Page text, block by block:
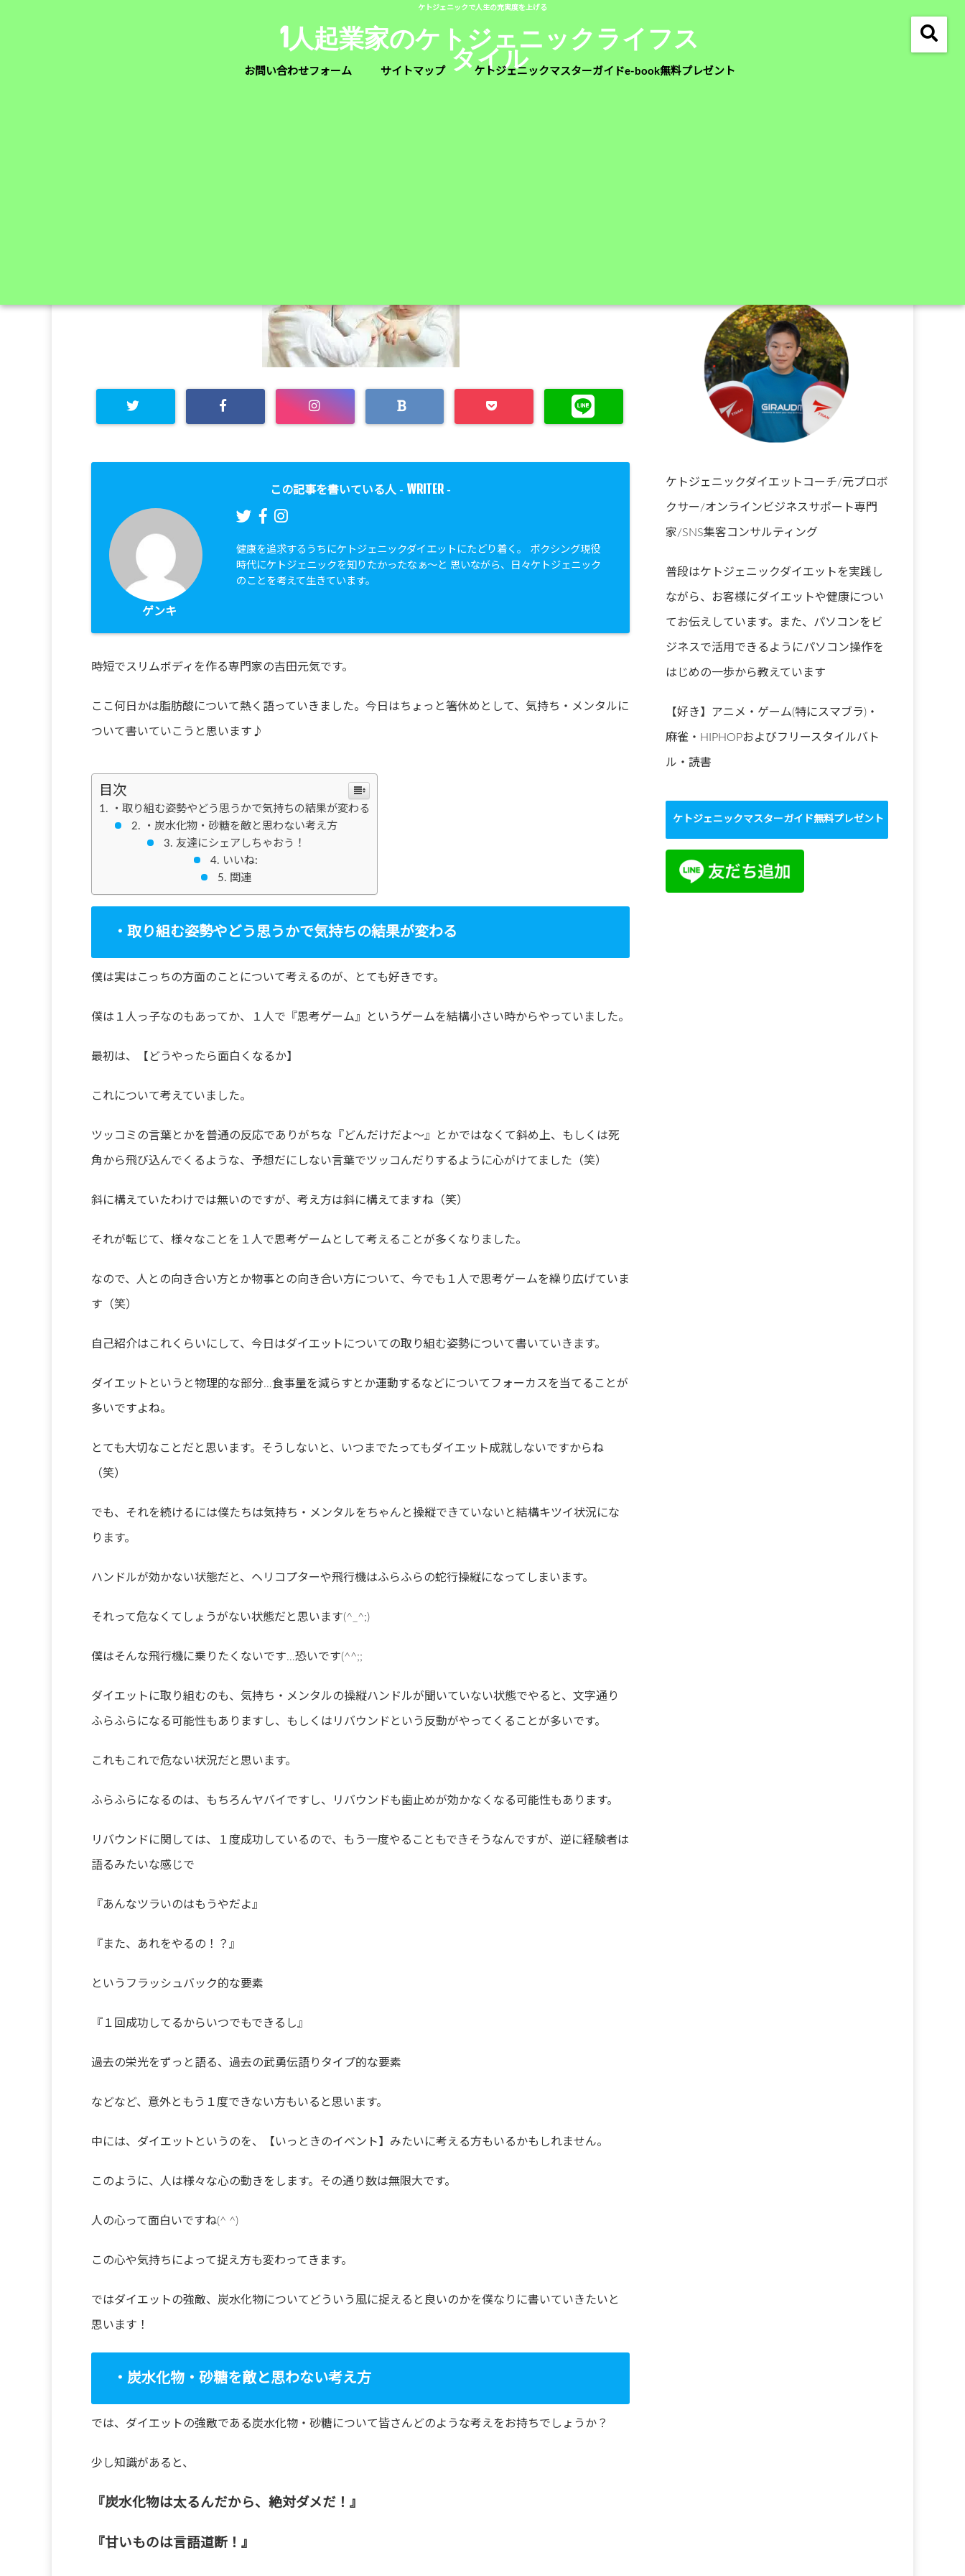
ケトジェニックで人生の充実度を上げる
1人起業家のケトジェニックライフス
タイル
お問い合わせフォーム サイトマップ ケトジェニックマスターガイドe-book無料プレゼント
この記事を書いている人 - WRITER -
ゲンキ
健康を追求するうちにケトジェニックダイエットにたどり着く。 ボクシング現役
時代にケトジェニックを知りたかったなぁ〜と 思いながら、日々ケトジェニック
のことを考えて生きています。
時短でスリムボディを作る専門家の吉田元気です。
ここ何日かは脂肪酸について熱く語っていきました。今日はちょっと箸休めとして、気持ち・メンタルに
ついて書いていこうと思います♪
目次
・取り組む姿勢やどう思うかで気持ちの結果が変わる
・炭水化物・砂糖を敵と思わない考え方
友達にシェアしちゃおう！
いいね:
関連
・取り組む姿勢やどう思うかで気持ちの結果が変わる
僕は実はこっちの方面のことについて考えるのが、とても好きです。
僕は１人っ子なのもあってか、１人で『思考ゲーム』というゲームを結構小さい時からやっていました。
最初は、【どうやったら面白くなるか】
これについて考えていました。
ツッコミの言葉とかを普通の反応でありがちな『どんだけだよ〜』とかではなくて斜め上、もしくは死
角から飛び込んでくるような、予想だにしない言葉でツッコんだりするように心がけてました（笑）
斜に構えていたわけでは無いのですが、考え方は斜に構えてますね（笑）
それが転じて、様々なことを１人で思考ゲームとして考えることが多くなりました。
なので、人との向き合い方とか物事との向き合い方について、今でも１人で思考ゲームを繰り広げていま
す（笑）
自己紹介はこれくらいにして、今日はダイエットについての取り組む姿勢について書いていきます。
ダイエットというと物理的な部分…食事量を減らすとか運動するなどについてフォーカスを当てることが
多いですよね。
とても大切なことだと思います。そうしないと、いつまでたってもダイエット成就しないですからね
（笑）
でも、それを続けるには僕たちは気持ち・メンタルをちゃんと操縦できていないと結構キツイ状況にな
ります。
ハンドルが効かない状態だと、ヘリコプターや飛行機はふらふらの蛇行操縦になってしまいます。
それって危なくてしょうがない状態だと思います(^_^;)
僕はそんな飛行機に乗りたくないです…恐いです(^^;;
ダイエットに取り組むのも、気持ち・メンタルの操縦ハンドルが聞いていない状態でやると、文字通り
ふらふらになる可能性もありますし、もしくはリバウンドという反動がやってくることが多いです。
これもこれで危ない状況だと思います。
ふらふらになるのは、もちろんヤバイですし、リバウンドも歯止めが効かなくなる可能性もあります。
リバウンドに関しては、１度成功しているので、もう一度やることもできそうなんですが、逆に経験者は
語るみたいな感じで
『あんなツラいのはもうやだよ』
『また、あれをやるの！？』
というフラッシュバック的な要素
『１回成功してるからいつでもできるし』
過去の栄光をずっと語る、過去の武勇伝語りタイプ的な要素
などなど、意外ともう１度できない方もいると思います。
中には、ダイエットというのを、【いっときのイベント】みたいに考える方もいるかもしれません。
このように、人は様々な心の動きをします。その通り数は無限大です。
人の心って面白いですね(^ ^)
この心や気持ちによって捉え方も変わってきます。
ではダイエットの強敵、炭水化物についてどういう風に捉えると良いのかを僕なりに書いていきたいと
思います！
・炭水化物・砂糖を敵と思わない考え方
では、ダイエットの強敵である炭水化物・砂糖について皆さんどのような考えをお持ちでしょうか？
少し知識があると、
『炭水化物は太るんだから、絶対ダメだ！』
『甘いものは言語道断！』
ケトジェニックダイエットコーチ/元プロボ
クサー/オンラインビジネスサポート専門
家/SNS集客コンサルティング
普段はケトジェニックダイエットを実践し
ながら、お客様にダイエットや健康につい
てお伝えしています。また、パソコンをビ
ジネスで活用できるようにパソコン操作を
はじめの一歩から教えています
【好き】アニメ・ゲーム(特にスマブラ)・
麻雀・HIPHOPおよびフリースタイルバト
ル・読書
ケトジェニックマスターガイド無料プレゼント